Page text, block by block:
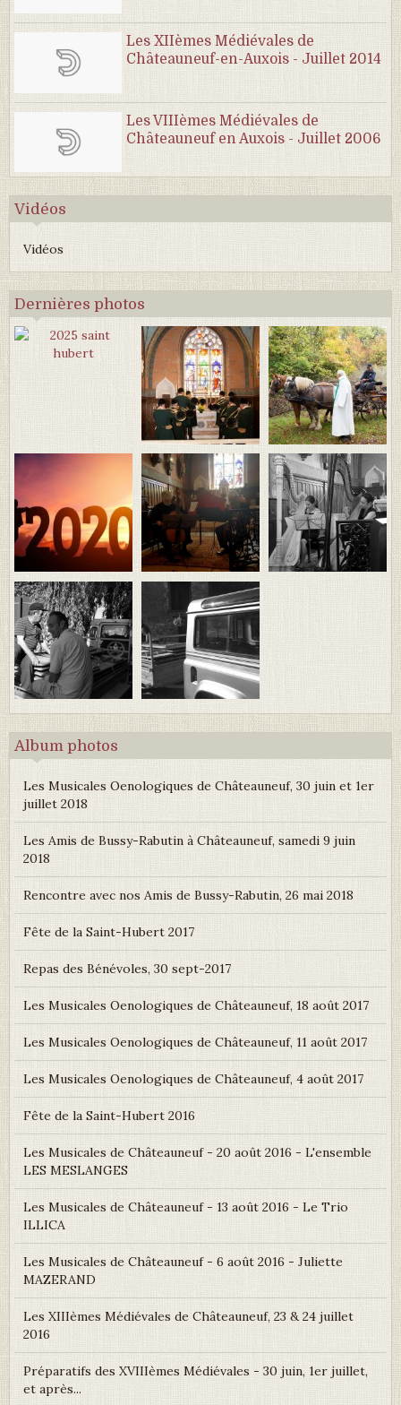
Les XIIèmes Médiévales de
Châteauneuf-en-Auxois - Juillet 2014
Les VIIIèmes Médiévales de
Châteauneuf en Auxois - Juillet 2006
Vidéos
Vidéos
Dernières photos
Album photos
Les Musicales Oenologiques de Châteauneuf, 30 juin et 1er
juillet 2018
Les Amis de Bussy-Rabutin à Châteauneuf, samedi 9 juin
2018
Rencontre avec nos Amis de Bussy-Rabutin, 26 mai 2018
Fête de la Saint-Hubert 2017
Repas des Bénévoles, 30 sept-2017
Les Musicales Oenologiques de Châteauneuf, 18 août 2017
Les Musicales Oenologiques de Châteauneuf, 11 août 2017
Les Musicales Oenologiques de Châteauneuf, 4 août 2017
Fête de la Saint-Hubert 2016
Les Musicales de Châteauneuf - 20 août 2016 - L'ensemble
LES MESLANGES
Les Musicales de Châteauneuf - 13 août 2016 - Le Trio
ILLICA
Les Musicales de Châteauneuf - 6 août 2016 - Juliette
MAZERAND
Les XIIIèmes Médiévales de Châteauneuf, 23 & 24 juillet
2016
Préparatifs des XVIIIèmes Médiévales - 30 juin, 1er juillet,
et après...